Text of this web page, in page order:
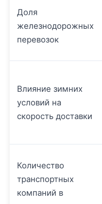
Доля
железнодорожных
перевозок
Влияние зимних
условий на
скорость доставки
Количество
транспортных
компаний в